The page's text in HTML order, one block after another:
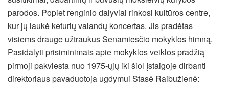
parodos. Popiet renginio dalyviai rinkosi kultūros centre,
kur jų laukė keturių valandų koncertas. Jis pradėtas
visiems drauge užtraukus Senamiesčio mokyklos himną.
Pasidalyti prisiminimais apie mokyklos veiklos pradžią
pirmoji pakviesta nuo 1975-ųjų iki šiol įstaigoje dirbanti
direktoriaus pavaduotoja ugdymui Stasė Raibužienė: